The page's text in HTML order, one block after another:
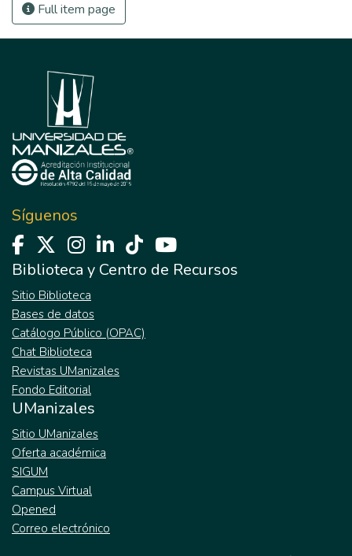
Full item page
Síguenos
Biblioteca y Centro de Recursos
Sitio Biblioteca
Bases de datos
Catálogo Público (OPAC)
Chat Biblioteca
Revistas UManizales
Fondo Editorial
UManizales
Sitio UManizales
Oferta académica
SIGUM
Campus Virtual
Opened
Correo electrónico